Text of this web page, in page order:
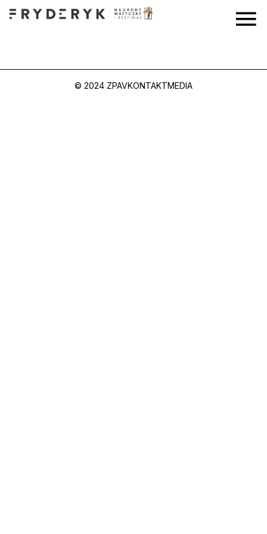
© 2024 ZPAVKONTAKTMEDIA